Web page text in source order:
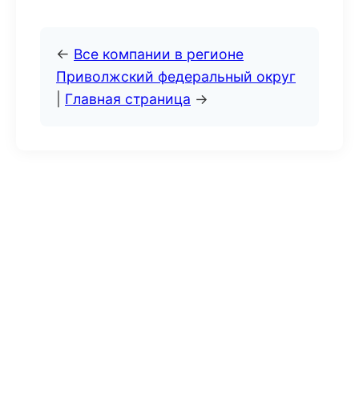
← Все компании в регионе
Приволжский федеральный округ
Главная страница →